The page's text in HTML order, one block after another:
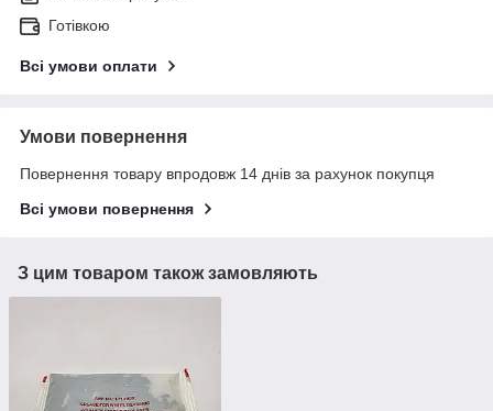
Готівкою
Всі умови оплати
Умови повернення
Повернення товару впродовж 14 днів за рахунок покупця
Всі умови повернення
З цим товаром також замовляють